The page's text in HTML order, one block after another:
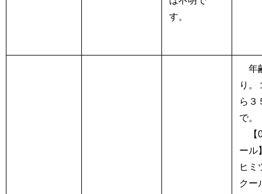
す。
年
り。
ら３
で。
【0
ール
ヒミ
クー